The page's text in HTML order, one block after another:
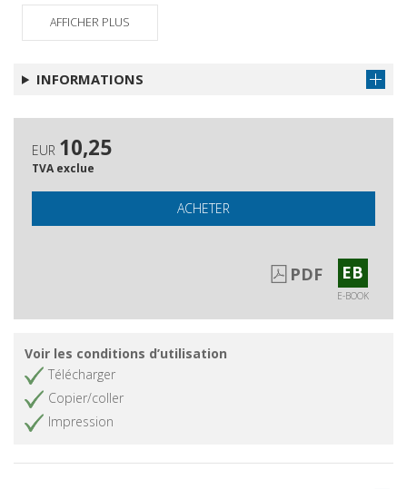
AFFICHER PLUS
INFORMATIONS
EUR 10,25
TVA exclue
ACHETER
PDF EB
E-BOOK
Voir les conditions d’utilisation
Télécharger
Copier/coller
Impression